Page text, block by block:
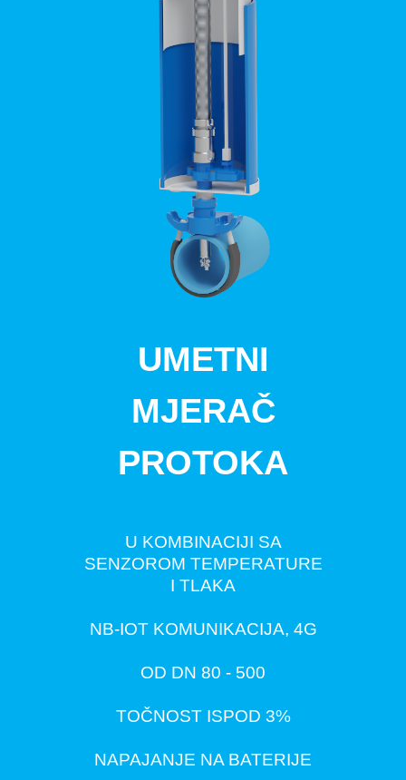
UMETNI
MJERAČ
PROTOKA
U KOMBINACIJI SA
SENZOROM TEMPERATURE
I TLAKA
NB-IOT KOMUNIKACIJA, 4G
OD DN 80 - 500
TOČNOST ISPOD 3%
NAPAJANJE NA BATERIJE